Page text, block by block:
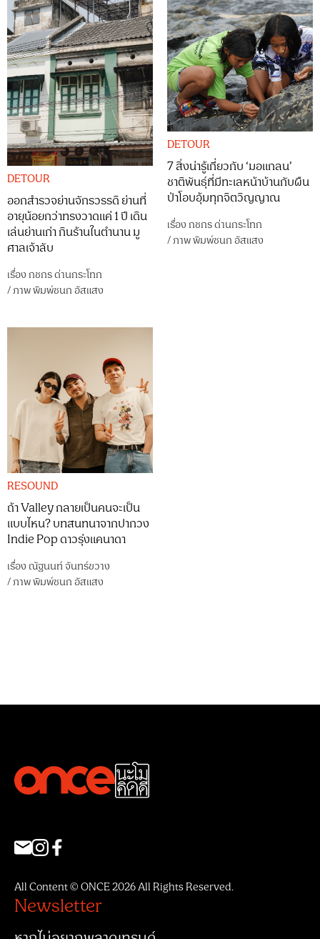
DETOUR
ออกสำรวจย่านจักรวรรดิ ย่านที่
อายุน้อยกว่าทรงวาดแค่ 1 ปี เดิน
เล่นย่านเก่า กินร้านในตำนาน มู
ศาลเจ้าลับ
เรื่อง กชกร ด่านกระโทก
/ภาพพิมพ์ชนก อัสแสง
DETOUR
7 สิ่งน่ารู้เกี่ยวกับ ‘มอแกลน’
ชาติพันธุ์ที่มีทะเลหน้าบ้านกับผืน
ป่าโอบอุ้มทุกจิตวิญญาณ
เรื่อง กชกร ด่านกระโทก
/ภาพพิมพ์ชนก อัสแสง
RESOUND
ถ้า Valley กลายเป็นคนจะเป็น
แบบไหน? บทสนทนาจากปากวง
Indie Pop ดาวรุ่งแคนาดา
เรื่องณัฐนนท์ จันทร์ขวาง
/ภาพพิมพ์ชนก อัสแสง
All Content © ONCE 2026 All Rights Reserved.
Newsletter